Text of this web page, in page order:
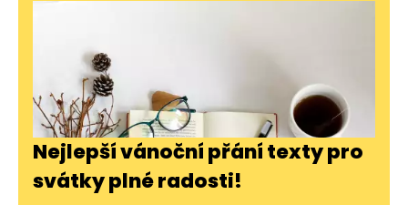
Nejlepší vánoční přání texty pro
svátky plné radosti!